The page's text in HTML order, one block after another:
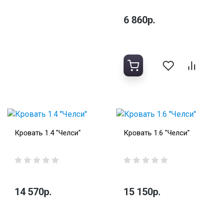
6 860р.
Кровать 1.4 "Челси"
14 570р.
Кровать 1.6 "Челси"
15 150р.